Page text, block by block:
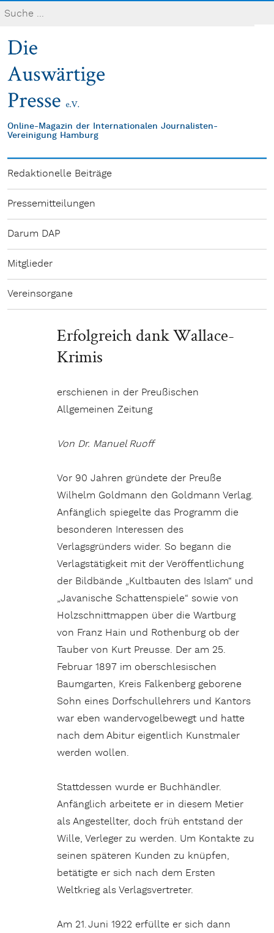
Online-Magazin der Internationalen Journalisten-
Vereinigung Hamburg
Redaktionelle Beiträge
Pressemitteilungen
Darum DAP
Mitglieder
Vereinsorgane
Erfolgreich dank Wallace-
Krimis
erschienen in der Preußischen
Allgemeinen Zeitung
Von Dr. Manuel Ruoff
Vor 90 Jahren gründete der Preuße
Wilhelm Goldmann den Goldmann Verlag.
Anfänglich spiegelte das Programm die
besonderen Interessen des
Verlagsgründers wider. So begann die
Verlagstätigkeit mit der Veröffentlichung
der Bildbände „Kultbauten des Islam“ und
„Javanische Schattenspiele“ sowie von
Holzschnittmappen über die Wartburg
von Franz Hain und Rothenburg ob der
Tauber von Kurt Preusse. Der am 25.
Februar 1897 im oberschlesischen
Baumgarten, Kreis Falkenberg geborene
Sohn eines Dorfschullehrers und Kantors
war eben wandervogelbewegt und hatte
nach dem Abitur eigentlich Kunstmaler
werden wollen.
Stattdessen wurde er Buchhändler.
Anfänglich arbeitete er in diesem Metier
als Angestellter, doch früh entstand der
Wille, Verleger zu werden. Um Kontakte zu
seinen späteren Kunden zu knüpfen,
betätigte er sich nach dem Ersten
Weltkrieg als Verlagsvertreter.
Am 21. Juni 1922 erfüllte er sich dann